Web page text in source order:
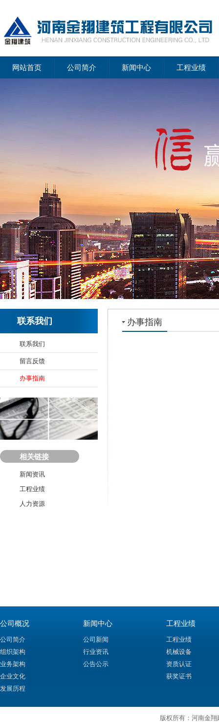
网站首页 公司简介 新闻中心 工程业绩
联系我们
联系我们
留言反馈
办事指南
相关链接
新闻资讯
工程业绩
人力资源
办事指南
公司概况
公司简介
组织架构
业务架构
企业文化
发展历程
新闻中心
公司新闻
行业资讯
公告公示
工程业绩
工程业绩
机械设备
资质认证
获奖证书
版权所有：河